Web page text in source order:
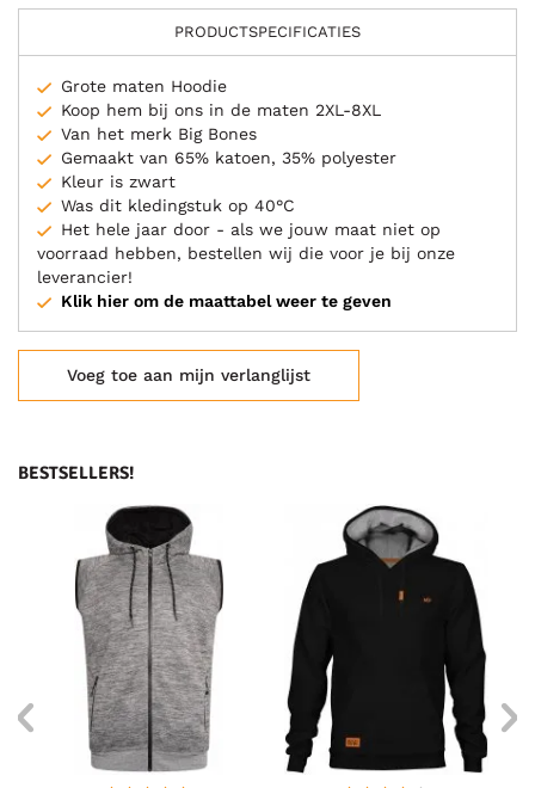
PRODUCTSPECIFICATIES
Grote maten Hoodie
Koop hem bij ons in de maten 2XL-8XL
Van het merk Big Bones
Gemaakt van 65% katoen, 35% polyester
Kleur is zwart
Was dit kledingstuk op 40°C
Het hele jaar door - als we jouw maat niet op
voorraad hebben, bestellen wij die voor je bij onze
leverancier!
Klik hier om de maattabel weer te geven
Voeg toe aan mijn verlanglijst
BESTSELLERS!